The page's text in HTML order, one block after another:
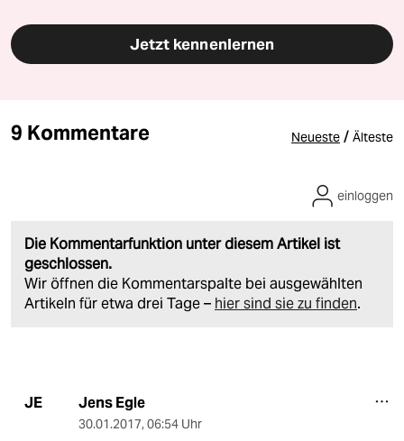
Jetzt kennenlernen
9 Kommentare Neueste / Älteste
Die Kommentarfunktion unter diesem Artikel ist
geschlossen.
Wir öffnen die Kommentarspalte bei ausgewählten
Artikeln für etwa drei Tage – hier sind sie zu finden.
einloggen
JE Jens Egle
30.01.2017, 06:54 Uhr